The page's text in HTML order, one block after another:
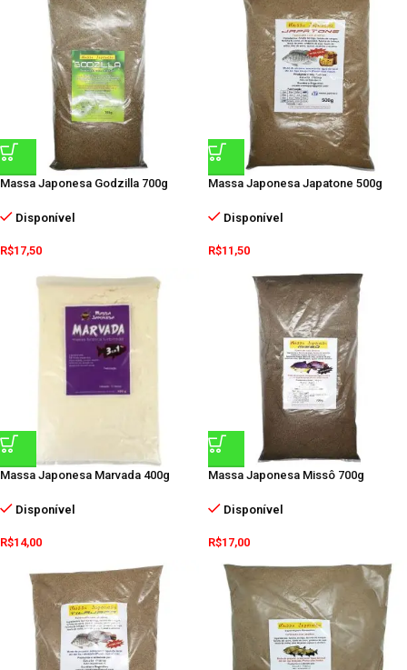
Massa Japonesa Godzilla 700g
Disponível
R$17,50
Massa Japonesa Japatone 500g
Disponível
R$11,50
Massa Japonesa Marvada 400g
Disponível
R$14,00
Massa Japonesa Missô 700g
Disponível
R$17,00